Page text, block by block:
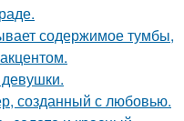
содержимое тумбы,
созданный с любовью.